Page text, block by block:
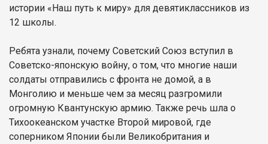
истории «Наш путь к миру» для девятиклассников из
12 школы.
Ребята узнали, почему Советский Союз вступил в
Советско-японскую войну, о том, что многие наши
солдаты отправились с фронта не домой, а в
Монголию и меньше чем за месяц разгромили
огромную Квантунскую армию. Также речь шла о
Тихоокеанском участке Второй мировой, где
соперником Японии были Великобритания и